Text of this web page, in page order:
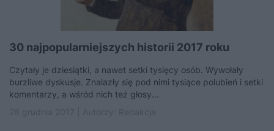
30 najpopularniejszych historii 2017 roku
Czytały je dziesiątki, a nawet setki tysięcy osób. Wywołały
burzliwe dyskusje. Znalazły się pod nimi tysiące polubień i setki
komentarzy, a wśród nich też głosy...